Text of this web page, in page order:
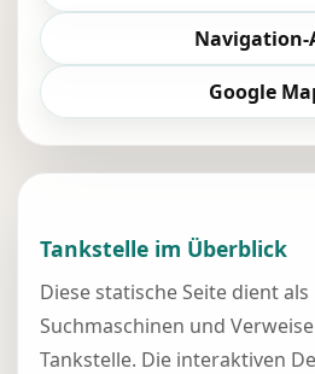
Navigation-
Google
Tankstelle im Überblick
Diese statische Seite dient
Suchmaschinen und
Tankstelle. Die interaktiven